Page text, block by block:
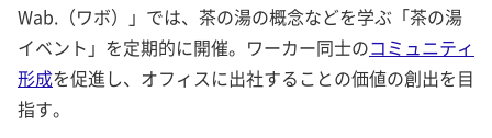
Wab.（ワボ）」では、茶の湯の概念などを学ぶ「茶の湯
イベント」を定期的に開催。ワーカー同士のコミュニティ
形成を促進し、オフィスに出社することの価値の創出を目
指す。